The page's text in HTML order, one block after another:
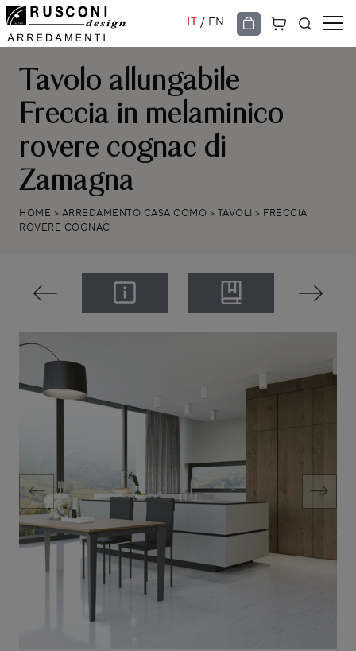
IT / EN
Tavolo allungabile
Freccia in melaminico
rovere cognac di
Zamagna
HOME > ARREDAMENTO CASA COMO > TAVOLI > FRECCIA
ROVERE COGNAC